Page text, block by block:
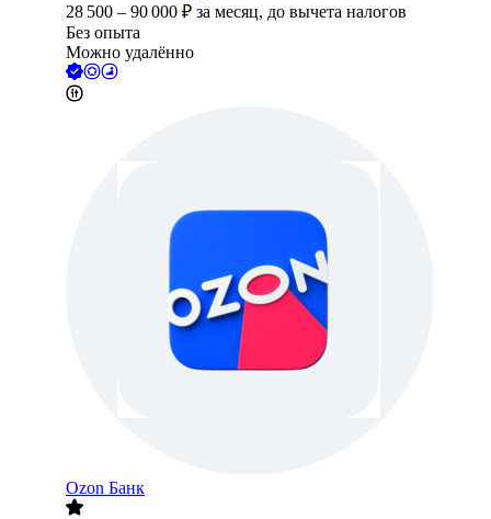
28 500 – 90 000 ₽ за месяц, до вычета налогов
Без опыта
Можно удалённо
Ozon Банк